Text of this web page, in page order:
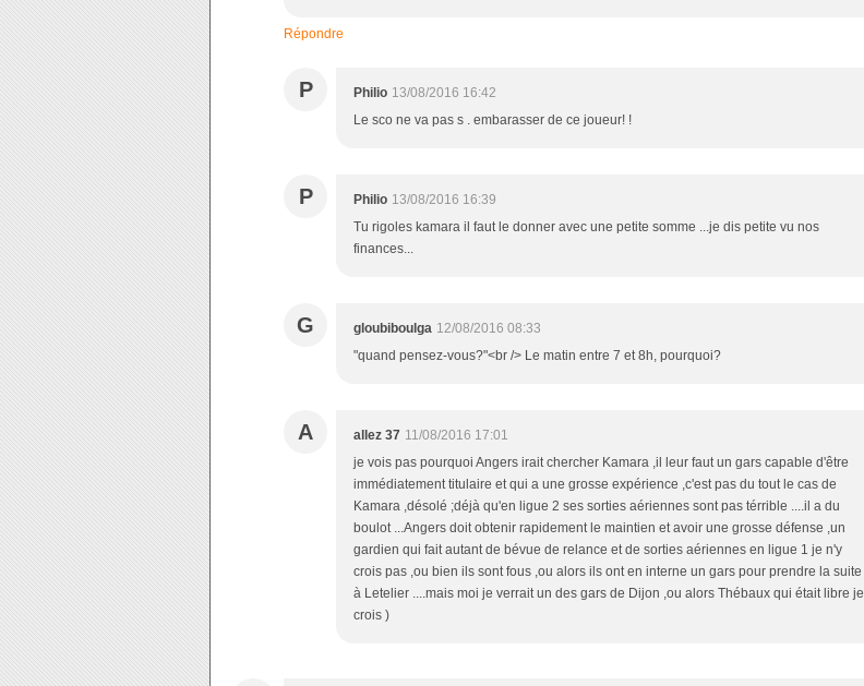
Répondre
P Philio 13/08/2016 16:42
Le sco ne va pas s . embarasser de ce joueur! !
P Philio 13/08/2016 16:39
Tu rigoles kamara il faut le donner avec une petite somme ...je dis petite vu nos
finances...
G gloubiboulga 12/08/2016 08:33
"quand pensez-vous?"<br /> Le matin entre 7 et 8h, pourquoi?
A allez 37 11/08/2016 17:01
je vois pas pourquoi Angers irait chercher Kamara ,il leur faut un gars capable d'être
immédiatement titulaire et qui a une grosse expérience ,c'est pas du tout le cas de
Kamara ,désolé ;déjà qu'en ligue 2 ses sorties aériennes sont pas térrible ....il a du
boulot ...Angers doit obtenir rapidement le maintien et avoir une grosse défense ,un
gardien qui fait autant de bévue de relance et de sorties aériennes en ligue 1 je n'y
crois pas ,ou bien ils sont fous ,ou alors ils ont en interne un gars pour prendre la suite
à Letelier ....mais moi je verrait un des gars de Dijon ,ou alors Thébaux qui était libre je
crois )